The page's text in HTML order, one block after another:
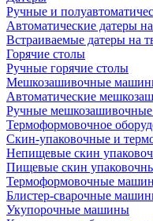
Ручные и
Автоматические датеры
Встраиваемые датеры на
Горячие столы
Ручные горячие столы
Мешкозашивочные
Автоматические
Ручные
Термоформовочное
Скин-упаковочные и
Непищевые скин
Пищевые скин
Термоформовочные
Блистер-сварочные
Укупорочные машины